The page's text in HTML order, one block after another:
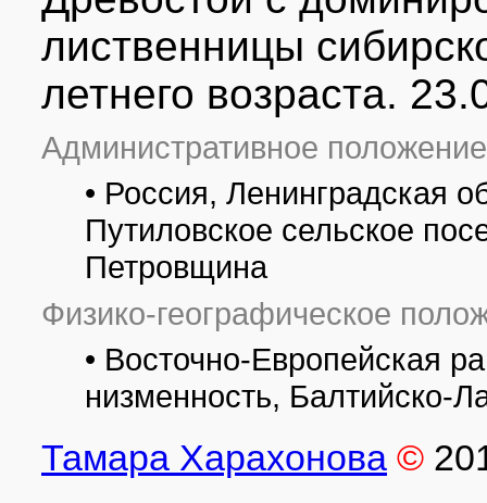
лиственницы
летнего возраста.
Административное
• Россия, Ленинградская
Путиловское сельское
Петровщина
Физико-географическое
• Восточно-Европейская
низменность, Балтийско-
Тамара Харахонова ©